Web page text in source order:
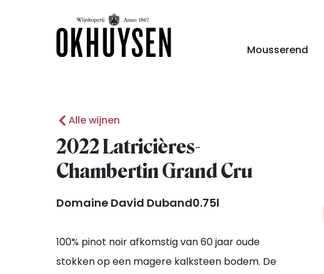
Mousserend
Alle wijnen
2022 Latricières-
Chambertin Grand Cru
Domaine David Duband0.75l
100% pinot noir afkomstig van 60 jaar oude
stokken op een magere kalksteen bodem. De